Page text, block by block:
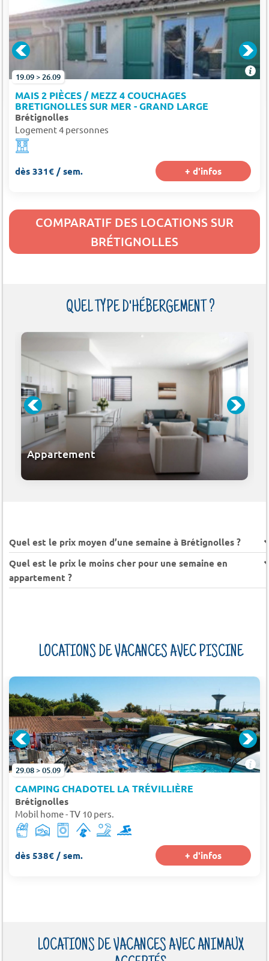
19.09 > 26.09
MAIS 2 PIÈCES / MEZZ 4 COUCHAGES
BRETIGNOLLES SUR MER - GRAND LARGE
Brétignolles
Logement 4 personnes
dès 331€ / sem. + d'infos
COMPARATIF DES LOCATIONS SUR
BRÉTIGNOLLES
QUEL TYPE D'HÉBERGEMENT ?
Appartement
Quel est le prix moyen d’une semaine à Brétignolles ?
Quel est le prix le moins cher pour une semaine en
appartement ?
LOCATIONS DE VACANCES AVEC PISCINE
À 4 KM)
29.08 > 05.09
CAMPING CHADOTEL LA TRÉVILLIÈRE
Brétignolles
Mobil home - TV 10 pers.
dès 538€ / sem. + d'infos
LOCATIONS DE VACANCES AVEC ANIMAUX